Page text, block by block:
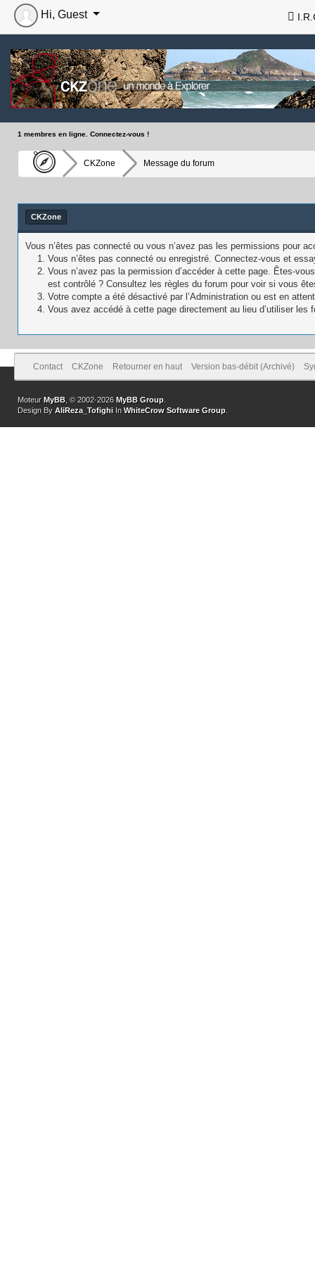
Hi, Guest
1 membres en ligne. Connectez-vous !
CKZone Message du forum
CKZone
Vous n’êtes pas connecté ou vous n’avez pas les permissions pour
Vous n’êtes pas connecté ou enregistré. Connectez-vous et
Vous n’avez pas la permission d’accéder à cette page. Êtes-
est contrôlé ? Consultez les règles du forum pour voir si vous
Votre compte a été désactivé par l’Administration ou est en
Vous avez accédé à cette page directement au lieu d’utiliser les
Contact CKZone Retourner en haut Version bas-débit (Archivé)
Moteur MyBB , © 2002-2026MyBB Group
Design By AliReza_Tofighi In WhiteCrow Software Group